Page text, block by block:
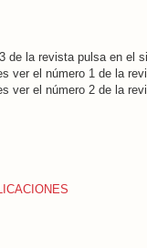
de la revista pulsa en el
ver el número 1 de la
ver el número 2 de la